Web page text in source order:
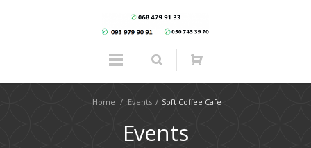
Home / Events / Soft Coffee Cafe
Events